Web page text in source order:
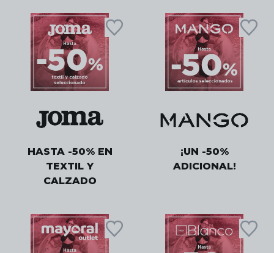
HASTA -50% EN
TEXTIL Y
CALZADO
¡UN -50%
ADICIONAL!